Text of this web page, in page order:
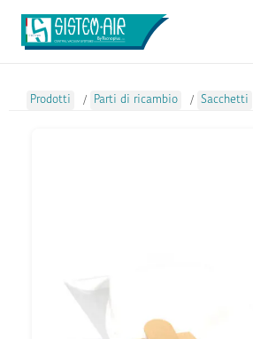
Prodotti / Parti di ricambio / Sacchetti